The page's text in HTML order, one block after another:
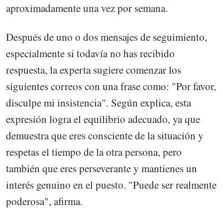
aproximadamente una vez por semana.
Después de uno o dos mensajes de seguimiento,
especialmente si todavía no has recibido
respuesta, la experta sugiere comenzar los
siguientes correos con una frase como: "Por favor,
disculpe mi insistencia". Según explica, esta
expresión logra el equilibrio adecuado, ya que
demuestra que eres consciente de la situación y
respetas el tiempo de la otra persona, pero
también que eres perseverante y mantienes un
interés genuino en el puesto. "Puede ser realmente
poderosa", afirma.